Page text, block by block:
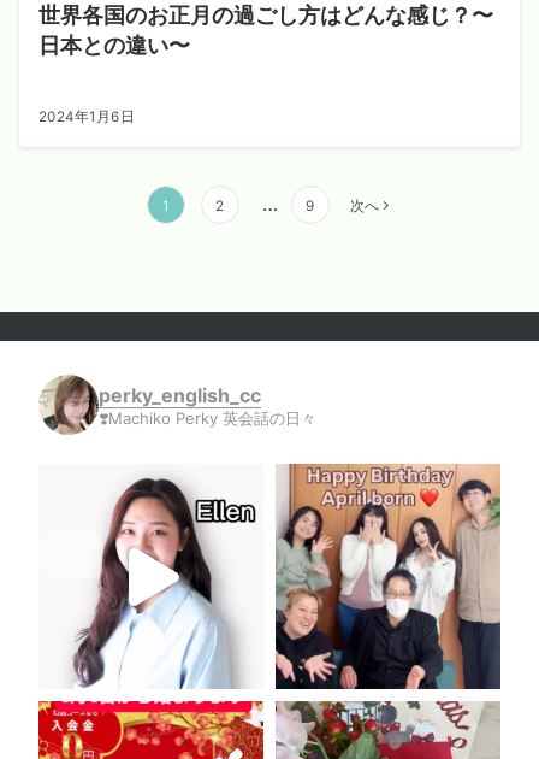
世界各国のお正月の過ごし方はどんな感じ？〜
日本との違い〜
2024年1月6日
ー
1 2 … 9 次へ
perky_english_cc
❣️Machiko Perky 英会話の日々